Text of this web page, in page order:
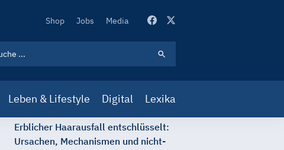
Secondary
Shop Jobs Media
Leben & Lifestyle Digital Lexika
Erblicher Haarausfall entschlüsselt:
Ursachen, Mechanismen und nicht-